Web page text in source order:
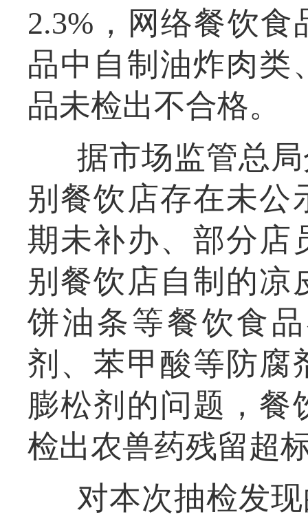
2.3%，网络餐饮
品中自制油炸肉类
品未检出不合格。
据市场监管总
别餐饮店存在未公
期未补办、部分店
别餐饮店自制的凉
饼油条等餐饮食
剂、苯甲酸等防腐
膨松剂的问题，餐
检出农兽药残留超
对本次抽检发